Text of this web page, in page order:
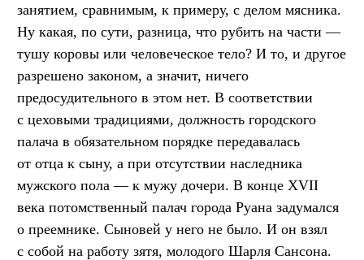
занятием, сравнимым, к примеру, с делом мясника.
Ну какая, по сути, разница, что рубить на части —
тушу коровы или человеческое тело? И то, и другое
разрешено законом, а значит, ничего
предосудительного в этом нет. В соответствии
с цеховыми традициями, должность городского
палача в обязательном порядке передавалась
от отца к сыну, а при отсутствии наследника
мужского пола — к мужу дочери. В конце XVII
века потомственный палач города Руана задумался
о преемнике. Сыновей у него не было. И он взял
с собой на работу зятя, молодого Шарля Сансона.